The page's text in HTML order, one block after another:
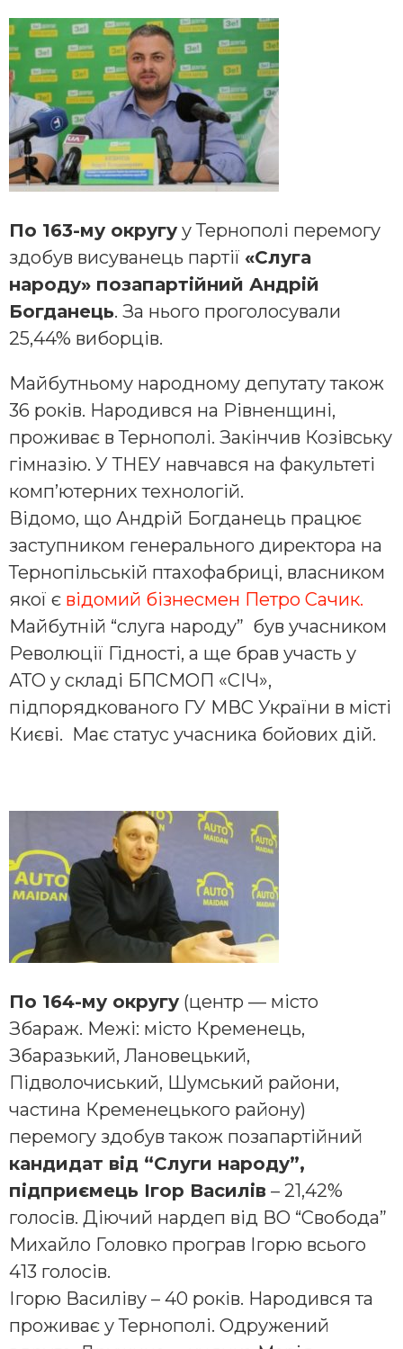
По 163-му округу у Тернополі перемогу
здобув висуванець партії «Слуга
народу» позапартійний Андрій
Богданець. За нього проголосували
25,44% виборців.
Майбутньому народному депутату також
36 років. Народився на Рівненщині,
проживає в Тернополі. Закінчив Козівську
гімназію. У ТНЕУ навчався на факультеті
комп’ютерних технологій.
Відомо, що Андрій Богданець працює
заступником генерального директора на
Тернопільській птахофабриці, власником
якої є відомий бізнесмен Петро Сачик.
Майбутній “слуга народу” був учасником
Революції Гідності, а ще брав участь у
АТО у складі БПСМОП «СІЧ»,
підпорядкованого ГУ МВС України в місті
Києві. Має статус учасника бойових дій.
По 164-му округу (центр — місто
Збараж. Межі: місто Кременець,
Збаразький, Лановецький,
Підволочиський, Шумський райони,
частина Кременецького району)
перемогу здобув також позапартійний
кандидат від “Слуги народу”,
підприємець Ігор Василів – 21,42%
голосів. Діючий нардеп від ВО “Свобода”
Михайло Головко програв Ігорю всього
413 голосів.
Ігорю Василіву – 40 років. Народився та
проживає у Тернополі. Одружений